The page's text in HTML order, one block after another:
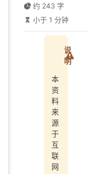
约 243 字
小于 1 分钟
说
明
本
资
料
来
源
于
互
联
网